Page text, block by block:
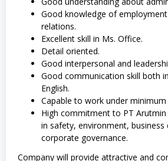
Good knowledge of
relations.
Excellent skill in Ms. Office.
Detail oriented.
Good interpersonal and
Good communication skill both
English.
Capable to work under minimum
High commitment to PT
in safety, environment, business
corporate governance.
Company will provide attractive and